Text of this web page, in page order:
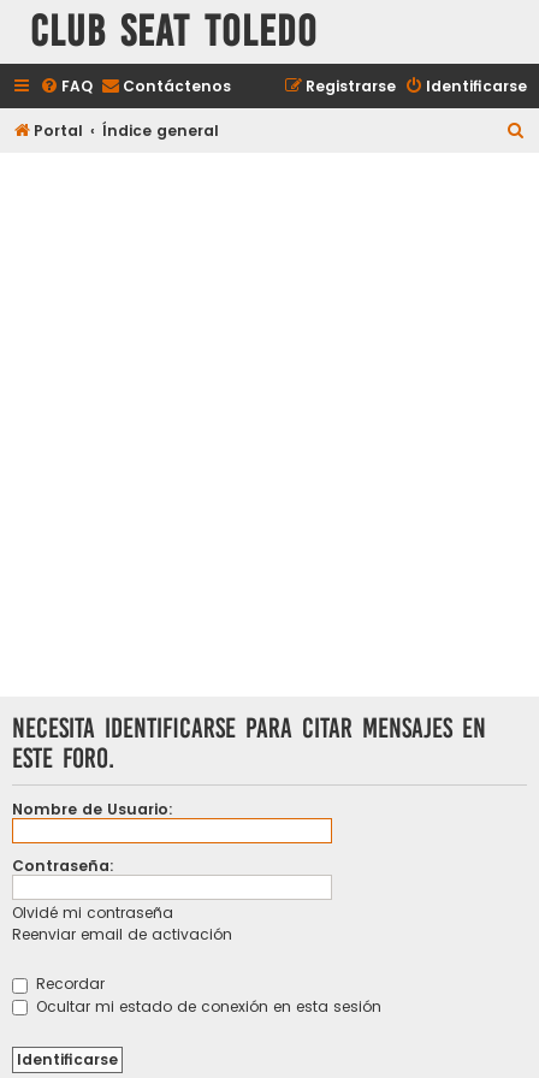
Club Seat Toledo
FAQ Contáctenos Identificarse
Registrarse
Portal Índice general
Necesita identificarse para citar mensajes en
este foro.
Nombre de Usuario:
Contraseña:
Olvidé mi contraseña
Reenviar email de activación
Recordar
Ocultar mi estado de conexión en esta sesión